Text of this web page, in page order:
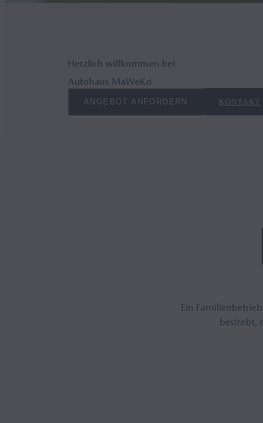
Herzlich willkommen bei
Autohaus MaWeKo
ANGEBOT ANFORDERN KONTAKT
Ein
bestrebt,